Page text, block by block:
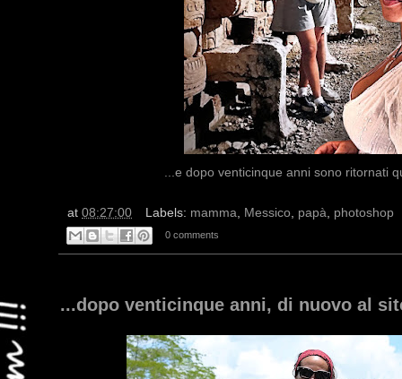
...e dopo venticinque anni sono ritornati
at 08:27:00 Labels: mamma Messico, papà photoshop
0 comments
...dopo venticinque anni, di nuovo al